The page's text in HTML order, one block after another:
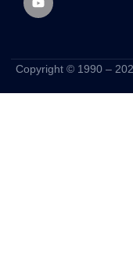
Copyright © 1990 –